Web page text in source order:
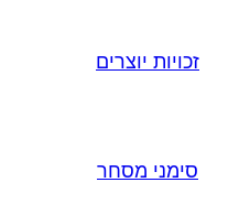
זכויות יוצרים
סימני מסחר